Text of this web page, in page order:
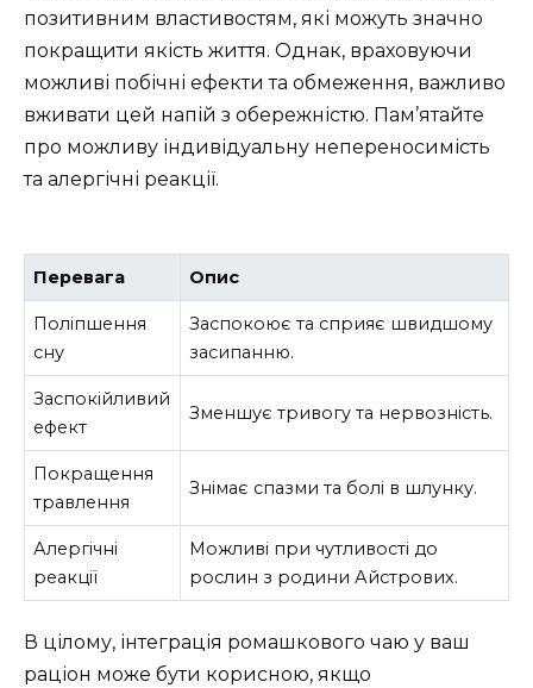
позитивним властивостям, які можуть значно
покращити якість життя. Однак, враховуючи
можливі побічні ефекти та обмеження, важливо
вживати цей напій з обережністю. Пам’ятайте
про можливу індивідуальну непереносимість
та алергічні реакції.
Перевага Опис
Поліпшення
сну
Заспокоює та сприяє швидшому
засипанню.
Заспокійливий
ефект
Зменшує тривогу та нервозність.
Покращення
травлення
Знімає спазми та болі в шлунку.
Алергічні
реакції
Можливі при чутливості до
рослин з родини Айстрових.
В цілому, інтеграція ромашкового чаю у ваш
раціон може бути корисною, якщо